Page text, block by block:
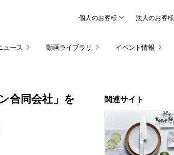
個人のお客様 法人のお客様
ュース 動画ライブラリ イベント情報
合同会社」を
関連サイト